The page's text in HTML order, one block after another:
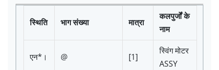
स्थिति भाग संख्या मात्रा
कलपुर्जों के
नाम
एन*। @ [1]
स्विंग मोटर
ASSY